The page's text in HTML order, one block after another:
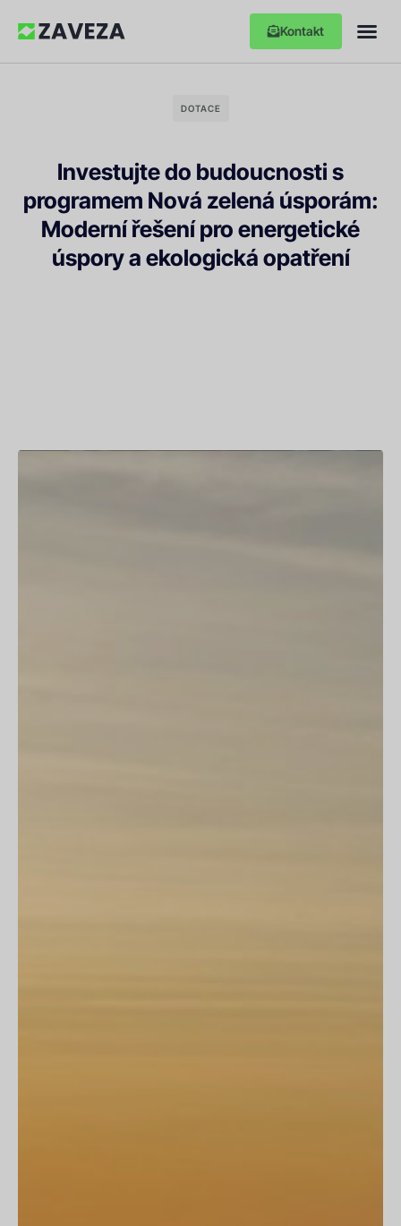
Kontakt
DOTACE
Investujte do budoucnosti s
programem Nová zelená úsporám:
Moderní řešení pro energetické
úspory a ekologická opatření